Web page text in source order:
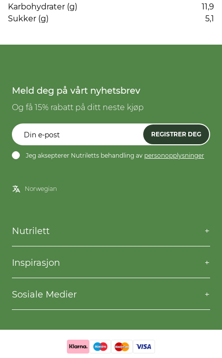
Karbohydrater (g)
11,9
Sukker (g)
5,1
Meld deg på vårt nyhetsbrev
Og få 15% rabatt på ditt neste kjøp
REGISTRER DEG
Jeg aksepterer Nutriletts behandling av personopplysninger
Nutrilett
Kontakt oss
Spørsmål og svar
Frakt og levering
Kjøpsbetingelser
Inspirasjon
Willpower
Oppskrifter
Gå ned i vekt
Sosiale Medier
Facebook